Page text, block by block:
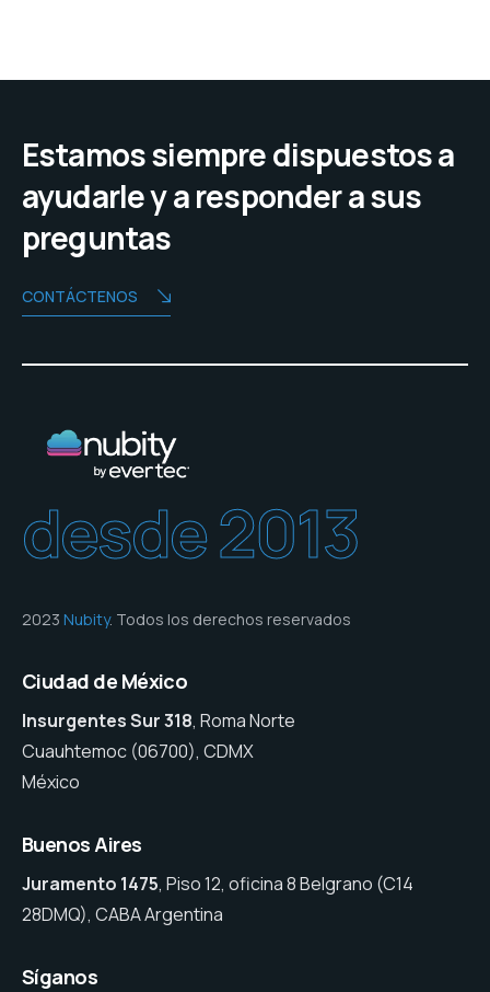
Estamos siempre dispuestos a
ayudarle y a responder a sus
preguntas
CONTÁCTENOS
desde 2013
2023 Nubity. Todos los derechos reservados
Ciudad de México
Insurgentes Sur 318, Roma Norte
Cuauhtemoc (06700), CDMX
México
Buenos Aires
Juramento 1475, Piso 12, oficina 8 Belgrano (C14
28DMQ), CABA Argentina
Síganos